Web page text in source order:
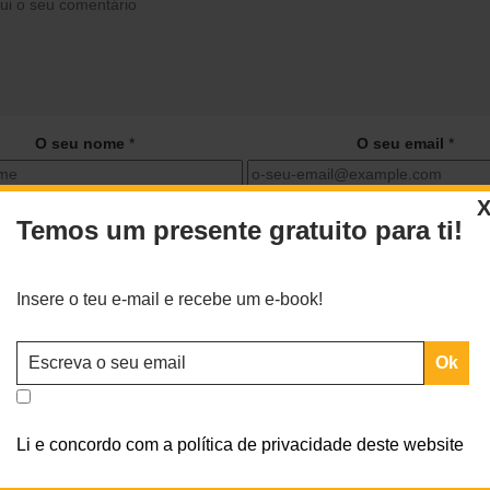
O seu nome * O seu email *
o meu nome, email e site neste navegador para a próxima vez
exclusivos para ti
Temos um presente gratuito para ti!
Insere o teu e-mail e recebe um e-book!
Li e concordo com a política de privacidade deste website
X